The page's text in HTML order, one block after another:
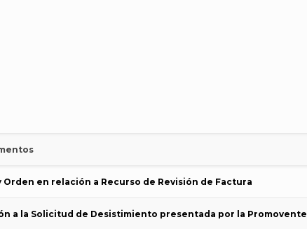
Orden en relación a Recurso de Revisión de Factura
a la Solicitud de Desistimiento presentada por la Promovente